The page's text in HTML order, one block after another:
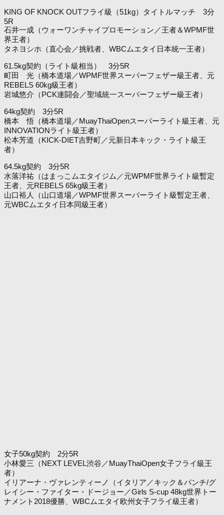
KING OF KNOCK OUTフライ級（51kg）タイトルマッチ 3分
5R
石井一成（ウォーワンチャイプロモーション／王者＆WPMF世
界王者）
タネヨシホ（直心会／挑戦者、WBCムエタイ日本統一王者）
61.5kg契約（ライト級相当） 3分5R
町田 光（橋本道場／WPMF世界スーパーフェザー級王者、元
REBELS 60kg級王者）
岩城悠介（PCK連闘会／聖域統一スーパーフェザー級王者）
64kg契約 3分5R
橋本 悟（橋本道場／MuayThaiOpenスーパーライト級王者、元
INNOVATIONライト級王者）
松本芳道（KICK-DIET吉野町／元新日本キック・ライト級王
者）
64.5kg契約 3分5R
水落洋祐（はまっこムエタイジム／元WPMF世界ライト級暫定
王者、元REBELS 65kg級王者）
山口裕人（山口道場／WPMF世界スーパーライト級暫定王者、
元WBCムエタイ日本同級王者）
女子50kg契約 2分5R
小林愛三（NEXT LEVEL渋谷／MuayThaiOpen女子フライ級王
者）
イリアーナ・ヴァレンティーノ（イタリア／キック＆パンチ/グ
レイシー・ファイター・ドージョー／Girls S-cup 48kg世界トー
ナメント2018優勝、WBCムエタイ欧州女子フライ級王者）